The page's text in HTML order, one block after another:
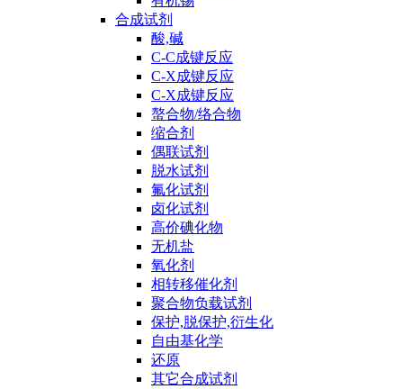
合成试剂
酸,碱
C-C成键反应
C-X成键反应
C-X成键反应
螯合物/络合物
缩合剂
偶联试剂
脱水试剂
氟化试剂
卤化试剂
高价碘化物
无机盐
氧化剂
相转移催化剂
聚合物负载试剂
保护,脱保护,衍生化
自由基化学
还原
其它合成试剂